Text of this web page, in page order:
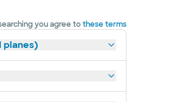
you agree tothese terms
planes)